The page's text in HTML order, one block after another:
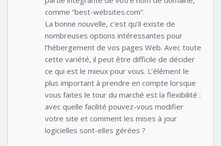
comme “best-websites.com”.
La bonne nouvelle, c’est qu’il existe de
nombreuses options intéressantes pour
l’hébergement de vos pages Web. Avec toute
cette variété, il peut être difficile de décider
ce qui est le mieux pour vous. L’élément le
plus important à prendre en compte lorsque
vous faites le tour du marché est la flexibilité :
avec quelle facilité pouvez-vous modifier
votre site et comment les mises à jour
logicielles sont-elles gérées ?